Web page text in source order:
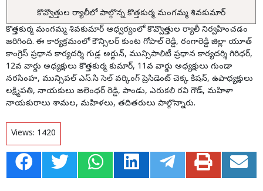
కొవ్వొత్తుల ర్యాలీలో పాల్గొన్న కొత్తకుర్మ మంగమ్మ శివకుమార్
కొత్తకుర్మ మంగమ్మ శివకుమార్ ఆధ్వర్యంలో కొవ్వొత్తుల ర్యాలీ నిర్వహించడం
జరిగింది. ఈ కార్యక్రమంలో కౌన్సిలర్ కుంట గోపాల్ రెడ్డి, రంగారెడ్డి జిల్లా యూత్
కాంగ్రెస్ ప్రధాన కార్యదర్శి గుడ్ల అర్జున్, మున్సిపాలిటీ ప్రధాన కార్యదర్శి గిరిధర్,
12వ వార్డు అధ్యక్షులు కొత్తకుర్మ కుమార్, 11వ వార్డు అధ్యక్షులు గుండా
నరసింహ, మున్సిపల్ ఎస్.సి సెల్ వర్కింగ్ ప్రెసిడెంట్ చెక్క కిషన్, ఉపాధ్యక్షులు
లక్ష్మిపతి, నాయకులు జలెంధర్ రెడ్డి, పాండు, ఎరుకలి రవి గౌడ్, మహిళా
నాయకురాలు శామల, మహిళలు, తదితరులు పాల్గొన్నారు.
Views: 1420